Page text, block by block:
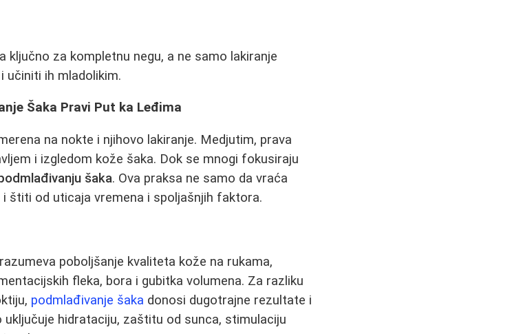
za kompletnu negu, a ne samo lakiranje
učiniti ih mladolikim.
Šaka Pravi Put ka Leđima
na nokte i njihovo lakiranje. Medjutim, prava
i izgledom kože šaka. Dok se mnogi fokusiraju
šaka. Ova praksa ne samo da vraća
štiti od uticaja vremena i spoljašnjih faktora.
poboljšanje kvaliteta kože na rukama,
fleka, bora i gubitka volumena. Za razliku
podmlađivanje šaka donosi dugotrajne rezultate i
uključuje hidrataciju, zaštitu od sunca, stimulaciju